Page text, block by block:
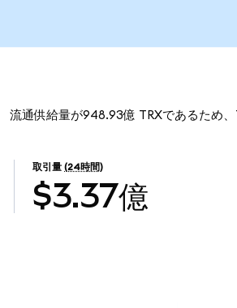
流通供給量が948.93億 TRXであるため
取引量 (24時間)
$3.37億